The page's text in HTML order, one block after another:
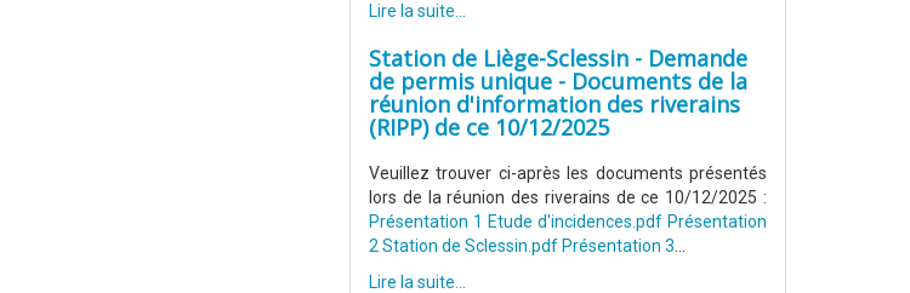
Lire la suite...
Station de Liège-Sclessin - Demande
de permis unique - Documents de la
réunion d'information des riverains
(RIPP) de ce 10/12/2025
Veuillez trouver ci-après les documents présentés
lors de la réunion des riverains de ce 10/12/2025 :
Présentation 1 Etude d'incidences.pdf Présentation
2 Station de Sclessin.pdf Présentation 3
Lire la suite...